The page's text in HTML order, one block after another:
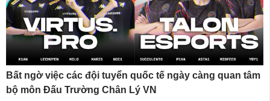
Bất ngờ việc các đội tuyển quốc tế ngày càng quan tâm
bộ môn Đấu Trường Chân Lý VN